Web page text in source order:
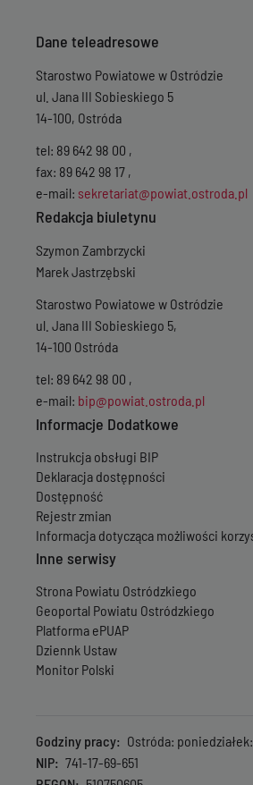
Dane teleadresowe
Starostwo Powiatowe w Ostródzie
ul. Jana III Sobieskiego 5
14-100, Ostróda
tel: 89 642 98 00 ,
fax: 89 642 98 17 ,
e-mail: sekretariat@powiat.ostroda.pl
Redakcja biuletynu
Szymon Zambrzycki
Marek Jastrzębski
Starostwo Powiatowe w Ostródzie
ul. Jana III Sobieskiego 5,
14-100 Ostróda
tel: 89 642 98 00 ,
e-mail: bip@powiat.ostroda.pl
Informacje Dodatkowe
Instrukcja obsługi BIP
Deklaracja dostępności
Dostępność
Rejestr zmian
Informacja dotycząca możliwości
Inne serwisy
Strona Powiatu Ostródzkiego
Geoportal Powiatu Ostródzkiego
Platforma ePUAP
Dziennk Ustaw
Monitor Polski
Godziny pracy
Ostróda:
NIP
741-17-69-651